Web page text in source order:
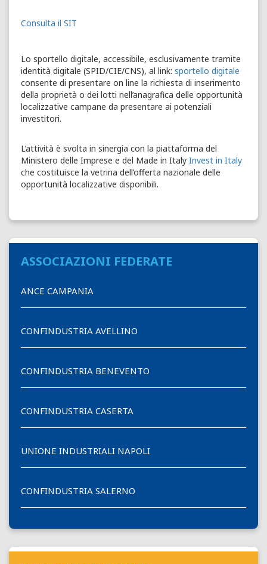
Consulta il SIT
Lo sportello digitale, accessibile, esclusivamente tramite
identità digitale (SPID/CIE/CNS), al link: sportello digitale
consente di presentare on line la richiesta di inserimento
della proprietà o dei lotti nell’anagrafica delle opportunità
localizzative campane da presentare ai potenziali
investitori.
L’attività è svolta in sinergia con la piattaforma del
Ministero delle Imprese e del Made in Italy Invest in Italy
che costituisce la vetrina dell’offerta nazionale delle
opportunità localizzative disponibili.
ASSOCIAZIONI FEDERATE
ANCE CAMPANIA
CONFINDUSTRIA AVELLINO
CONFINDUSTRIA BENEVENTO
CONFINDUSTRIA CASERTA
UNIONE INDUSTRIALI NAPOLI
CONFINDUSTRIA SALERNO